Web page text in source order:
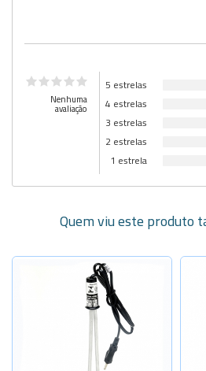
Nenhuma
avaliação
5 estrelas
4 estrelas
3 estrelas
2 estrelas
1 estrela
Quem viu este produto